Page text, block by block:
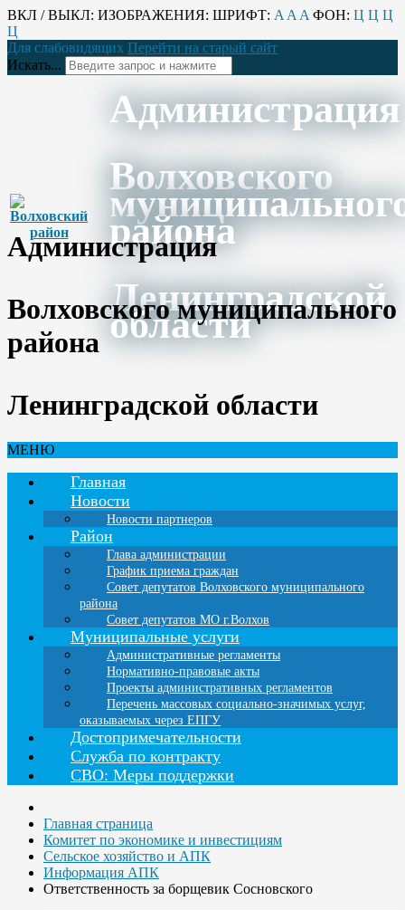
ВКЛ / ВЫКЛ: ИЗОБРАЖЕНИЯ: ШРИФТ: A A A ФОН: Ц Ц Ц
Ц
Для слабовидящих Перейти на старый сайт
Искать...
Администрация
Волховского
района
Ленинградской
области
Администрация
Волховского муниципального
района
Ленинградской области
МЕНЮ
Главная
Новости
Новости партнеров
Район
Глава администрации
График приема граждан
Совет депутатов Волховского муниципального
района
Совет депутатов МО г.Волхов
Муниципальные услуги
Административные регламенты
Нормативно-правовые акты
Проекты административных регламентов
Перечень массовых социально-значимых услуг,
оказываемых через ЕПГУ
Достопримечательности
Служба по контракту
СВО: Меры поддержки
Главная страница
Комитет по экономике и инвестициям
Сельское хозяйство и АПК
Информация АПК
Ответственность за борщевик Сосновского